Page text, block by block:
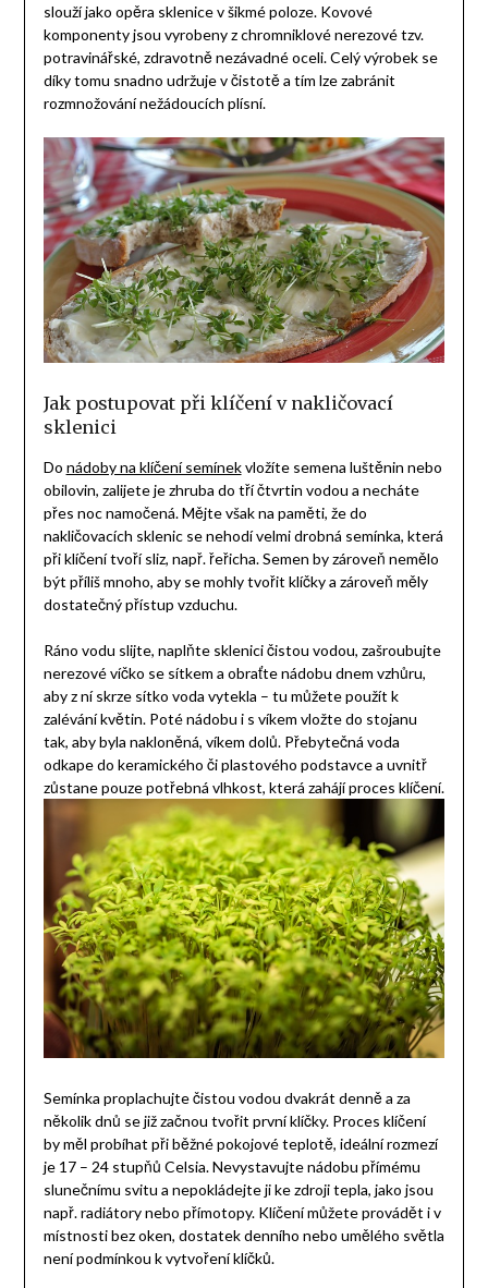
slouží jako opěra sklenice v šikmé poloze. Kovové
komponenty jsou vyrobeny z chromniklové nerezové tzv.
potravinářské, zdravotně nezávadné oceli. Celý výrobek se
díky tomu snadno udržuje v čistotě a tím lze zabránit
rozmnožování nežádoucích plísní.
Jak postupovat při klíčení v nakličovací
sklenici
Do nádoby na klíčení semínekvložíte semena luštěnin nebo
obilovin, zalijete je zhruba do tří čtvrtin vodou a necháte
přes noc namočená. Mějte však na paměti, že do
nakličovacích sklenic se nehodí velmi drobná semínka, která
při klíčení tvoří sliz, např. řeřicha. Semen by zároveň nemělo
být příliš mnoho, aby se mohly tvořit klíčky a zároveň měly
dostatečný přístup vzduchu.
Ráno vodu slijte, naplňte sklenici čistou vodou, zašroubujte
nerezové víčko se sítkem a obraťte nádobu dnem vzhůru,
aby z ní skrze sítko voda vytekla – tu můžete použít k
zalévání květin. Poté nádobu i s víkem vložte do stojanu
tak, aby byla nakloněná, víkem dolů. Přebytečná voda
odkape do keramického či plastového podstavce a uvnitř
zůstane pouze potřebná vlhkost, která zahájí proces klíčení.
Semínka proplachujte čistou vodou dvakrát denně a za
několik dnů se již začnou tvořit první klíčky. Proces klíčení
by měl probíhat při běžné pokojové teplotě, ideální rozmezí
je 17 – 24 stupňů Celsia. Nevystavujte nádobu přímému
slunečnímu svitu a nepokládejte ji ke zdroji tepla, jako jsou
např. radiátory nebo přímotopy. Klíčení můžete provádět i v
místnosti bez oken, dostatek denního nebo umělého světla
není podmínkou k vytvoření klíčků.